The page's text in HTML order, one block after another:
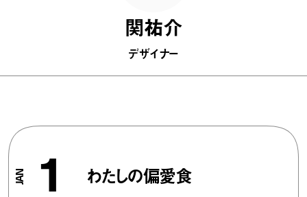
関祐介
デザイナー
1 わたしの偏愛食